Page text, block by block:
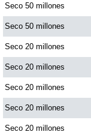
Seco 50 millones
Seco 50 millones
Seco 20 millones
Seco 20 millones
Seco 20 millones
Seco 20 millones
Seco 20 millones